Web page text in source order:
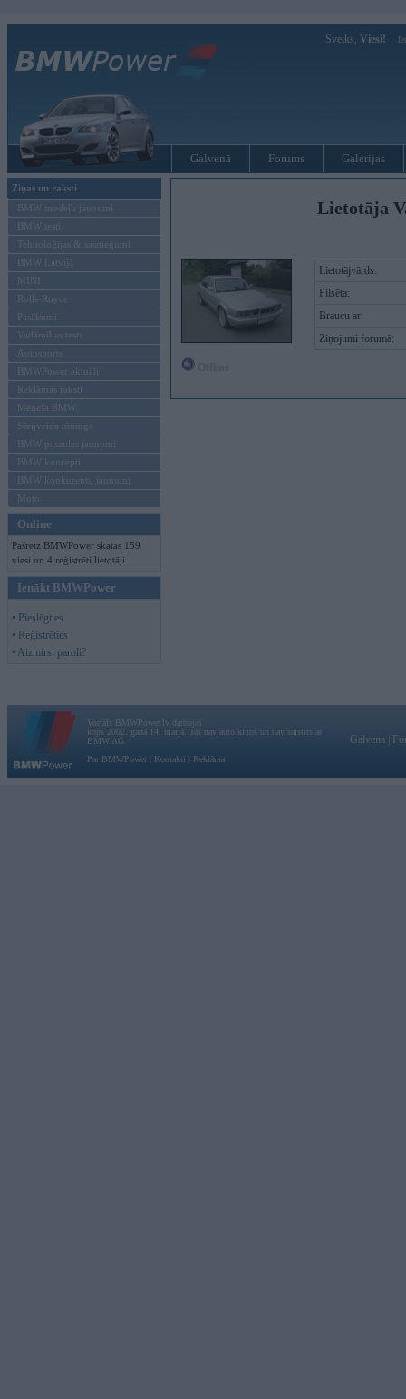
Sveiks, Viesi!
Galvenā Forums Galerijas
Ziņas un raksti
BMW modeļu jaunumi
BMW testi
Tehnoloģijas & sasniegumi
BMW Latvijā
MINI
Rolls-Royce
Pasākumi
Vadāmības tests
Autosports
BMWPower aktuāli
Reklāmas raksti
Mēneša BMW
Sērijveida tūnings
BMW pasaules jaunumi
BMW koncepti
BMW konkurentu jaunumi
Moto
Online
Pašreiz BMWPower skatās 159
viesi un 4 reģistrēti lietotāji.
Ienākt BMWPower
• Pieslēgties
• Reģistrēties
• Aizmirsi paroli?
Lietotāja
Lietotājvārds:
Pilsēta:
Braucu ar:
Ziņojumi forumā:
Vortāls BMWPower.lv darbojas
kopš 2002. gada 14. maija. Tas nav auto klubs un nav saistīts ar
BMW AG.
Par BMWPower
Kontakti Reklāma
Galvena